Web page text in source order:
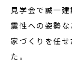
見学会で誠一
震性への姿勢
家づくりを任
た。